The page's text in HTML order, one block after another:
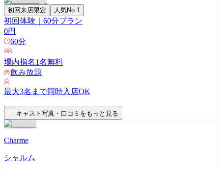
初回来店限定 人気No.1
初回体験｜60分プラン
0円
60分
場内指名1名無料
飲み放題
最大3名まで同時入店OK
キャスト写真・口コミをもっと見る
Charme
シャルム